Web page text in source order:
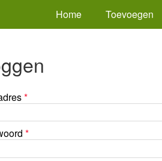
Home Toevoegen
*
*